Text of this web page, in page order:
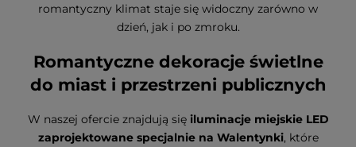
romantyczny klimat staje się widoczny zarówno w
dzień, jak i po zmroku.
Romantyczne dekoracje świetlne
do miast i przestrzeni publicznych
W naszej ofercie znajdują się iluminacje miejskie LED
zaprojektowane specjalnie na Walentynki, które